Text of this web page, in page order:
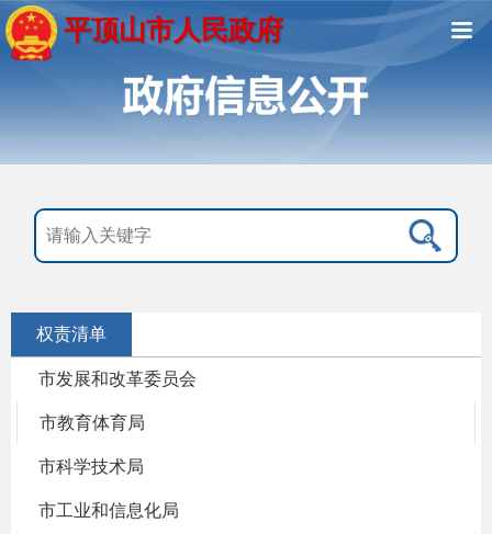
平顶山市人民政府
权责清单
市发展和改革委员会
市教育体育局
市科学技术局
市工业和信息化局